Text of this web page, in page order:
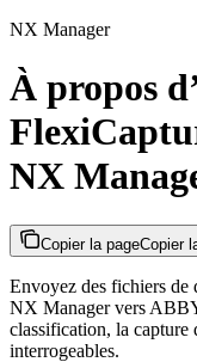
NX Manager
À propos
NX
Copier la pageCopier
Envoyez des fichiers de
NX Manager vers
classification, la capture
interrogeables.